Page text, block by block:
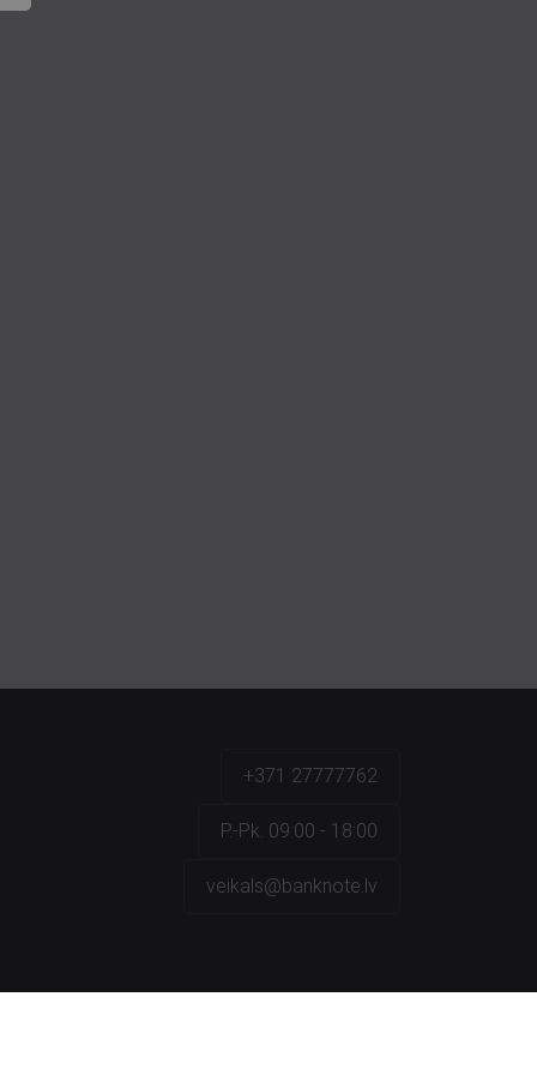
+371 27777762
P.-Pk. 09:00 - 18:00
veikals@banknote.lv